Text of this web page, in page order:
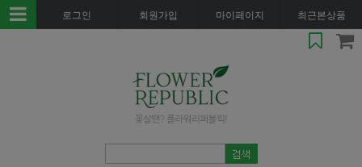
로그인 회원가입 마이페이지 최근본상품